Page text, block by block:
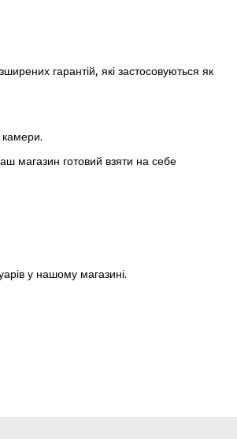
гарантій, які застосовуються як
камери.
магазин готовий взяти на себе
у нашому магазині.